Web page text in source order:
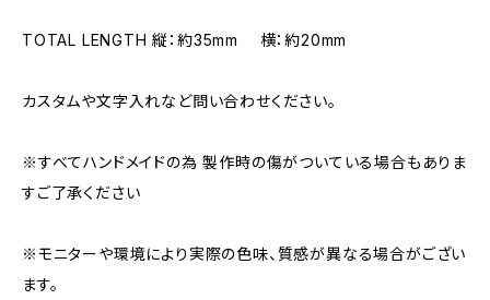
TOTAL LENGTH 縦：約35mm 横：約20mm
カスタムや文字入れなど問い合わせください。
※すべてハンドメイドの為 製作時の傷がついている場合もありま
すご了承ください
※モニターや環境により実際の色味、質感が異なる場合がござい
ます。